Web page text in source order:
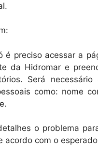
é preciso acessar a
da Hidromar e
Será necessário
como: nome
o problema
acordo com o